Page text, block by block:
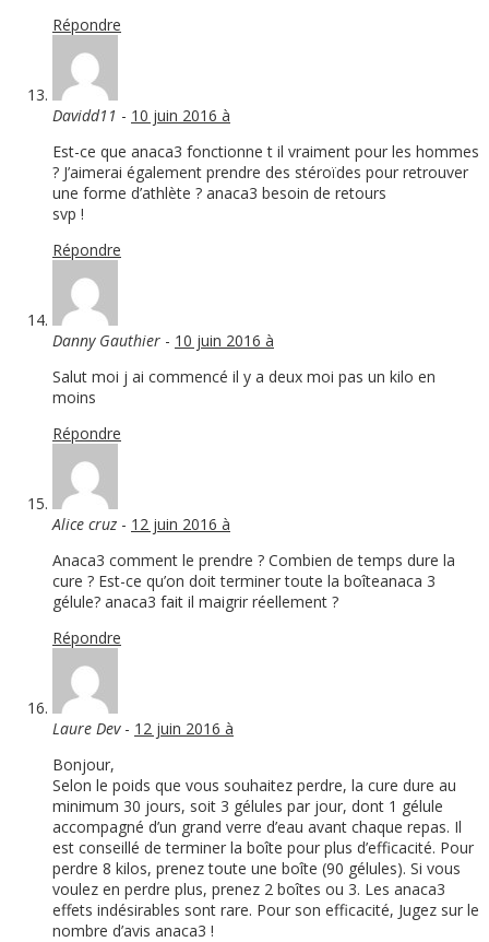
Répondre
Davidd11 - 10 juin 2016 à
Est-ce que anaca3 fonctionne t il vraiment pour les hommes
? J’aimerai également prendre des stéroïdes pour retrouver
une forme d’athlète ? anaca3 besoin de retours
svp !
Répondre
Danny Gauthier - 10 juin 2016 à
Salut moi j ai commencé il y a deux moi pas un kilo en
moins
Répondre
Alice cruz - 12 juin 2016 à
Anaca3 comment le prendre ? Combien de temps dure la
cure ? Est-ce qu’on doit terminer toute la boîteanaca 3
gélule? anaca3 fait il maigrir réellement ?
Répondre
Laure Dev- 12 juin 2016 à
Bonjour,
Selon le poids que vous souhaitez perdre, la cure dure au
minimum 30 jours, soit 3 gélules par jour, dont 1 gélule
accompagné d’un grand verre d’eau avant chaque repas. Il
est conseillé de terminer la boîte pour plus d’efficacité. Pour
perdre 8 kilos, prenez toute une boîte (90 gélules). Si vous
voulez en perdre plus, prenez 2 boîtes ou 3. Les anaca3
effets indésirables sont rare. Pour son efficacité, Jugez sur le
nombre d’avis anaca3 !